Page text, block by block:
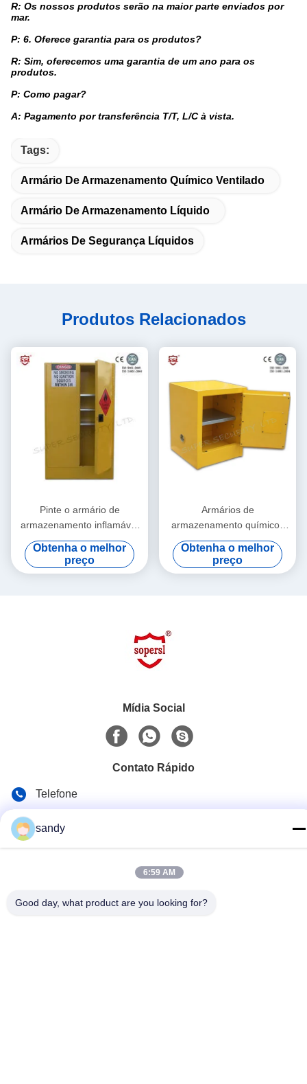
R: Os nossos produtos serão na maior parte enviados por
mar.
P: 6. Oferece garantia para os produtos?
R: Sim, oferecemos uma garantia de um ano para os
produtos.
P: Como pagar?
A: Pagamento por transferência T/T, L/C à vista.
Tags:
Armário De Armazenamento Químico Ventilado
Armário De Armazenamento Líquido
Armários De Segurança Líquidos
Produtos Relacionados
Pinte o armário de
armazenamento inflamável
químico com respiradouros
duplos para os bens
perigosos, 250L
Obtenha o melhor
preço
Armários de
armazenamento químicos
inflamáveis revestidos do pó
amarelo para o laboratório,
parte superior do banco
Obtenha o melhor
preço
Mídia Social
Contato Rápido
Telefone
Hongshan desenvolvimento zona económica, cidade de
sandy
6:59 AM
Good day, what product are you looking for?